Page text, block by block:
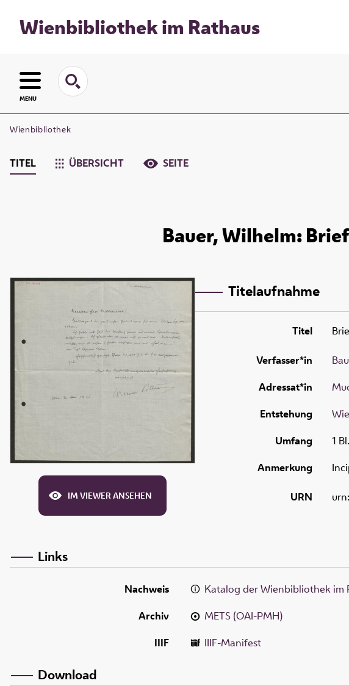
Wienbibliothek im Rathaus
MENU
Wienbibliothek
TITEL ÜBERSICHT SEITE
Bauer, Wilhelm:
IM VIEWER ANSEHEN
Titelaufnahme
Titel
Verfasser*in
Adressat*in
Entstehung
Umfang
1
Anmerkung
URN
Links
Nachweis
Katalog der Wienbibliothek im
Archiv
METS (OAI-PMH)
IIIF
IIIF-Manifest
Download